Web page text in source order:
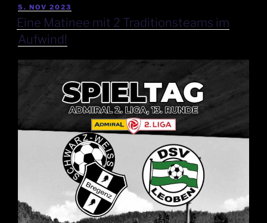
5. NOV 2023
Eine Matinee mit 2 Traditionsteams im
Aufwind!